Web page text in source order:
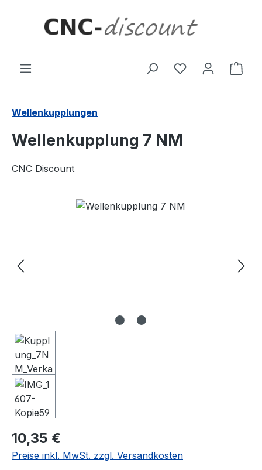
Wellenkupplungen
Wellenkupplung 7 NM
CNC Discount
Bildergalerie überspringen
Regulärer Preis:
10,35 €
Preise inkl. MwSt. zzgl. Versandkosten